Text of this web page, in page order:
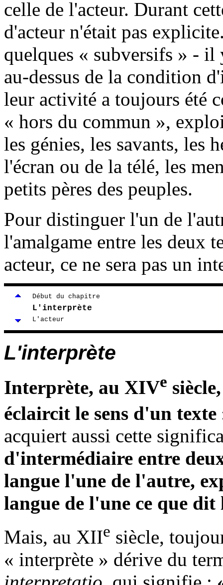
celle de l'acteur. Durant
d'acteur n'était pas
quelques « subversifs » - il
au-dessus de la condition
leur activité a toujours été
« hors du commun »,
les génies, les savants, les
l'écran ou de la télé, les
petits pères des peuples.
Pour distinguer l'un de
l'amalgame entre les deux
acteur, ce ne sera pas un
Début du chapitre
L'interprète
L'acteur
L'interprète
Interprète, au XIVe
éclaircit le sens d'un texte
acquiert aussi cette
d'intermédiaire entre
langue l'une de l'autre,
langue de l'une ce que
Mais, au XIIe siècle,
« interprète » dérive du